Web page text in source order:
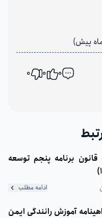
0
0
0
برنامه پنجم توسعه
ادامه مطلب
آموزش رانندگی ایمن